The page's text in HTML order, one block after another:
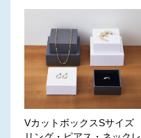
VカットボックスSサイズ